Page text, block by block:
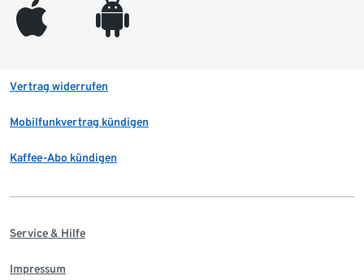
appleinc android
Vertrag widerrufen
Mobilfunkvertrag kündigen
Kaffee-Abo kündigen
Service & Hilfe
Impressum